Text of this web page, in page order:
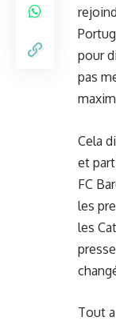
pour
pas
Cela
et
FC
les
les
Tout